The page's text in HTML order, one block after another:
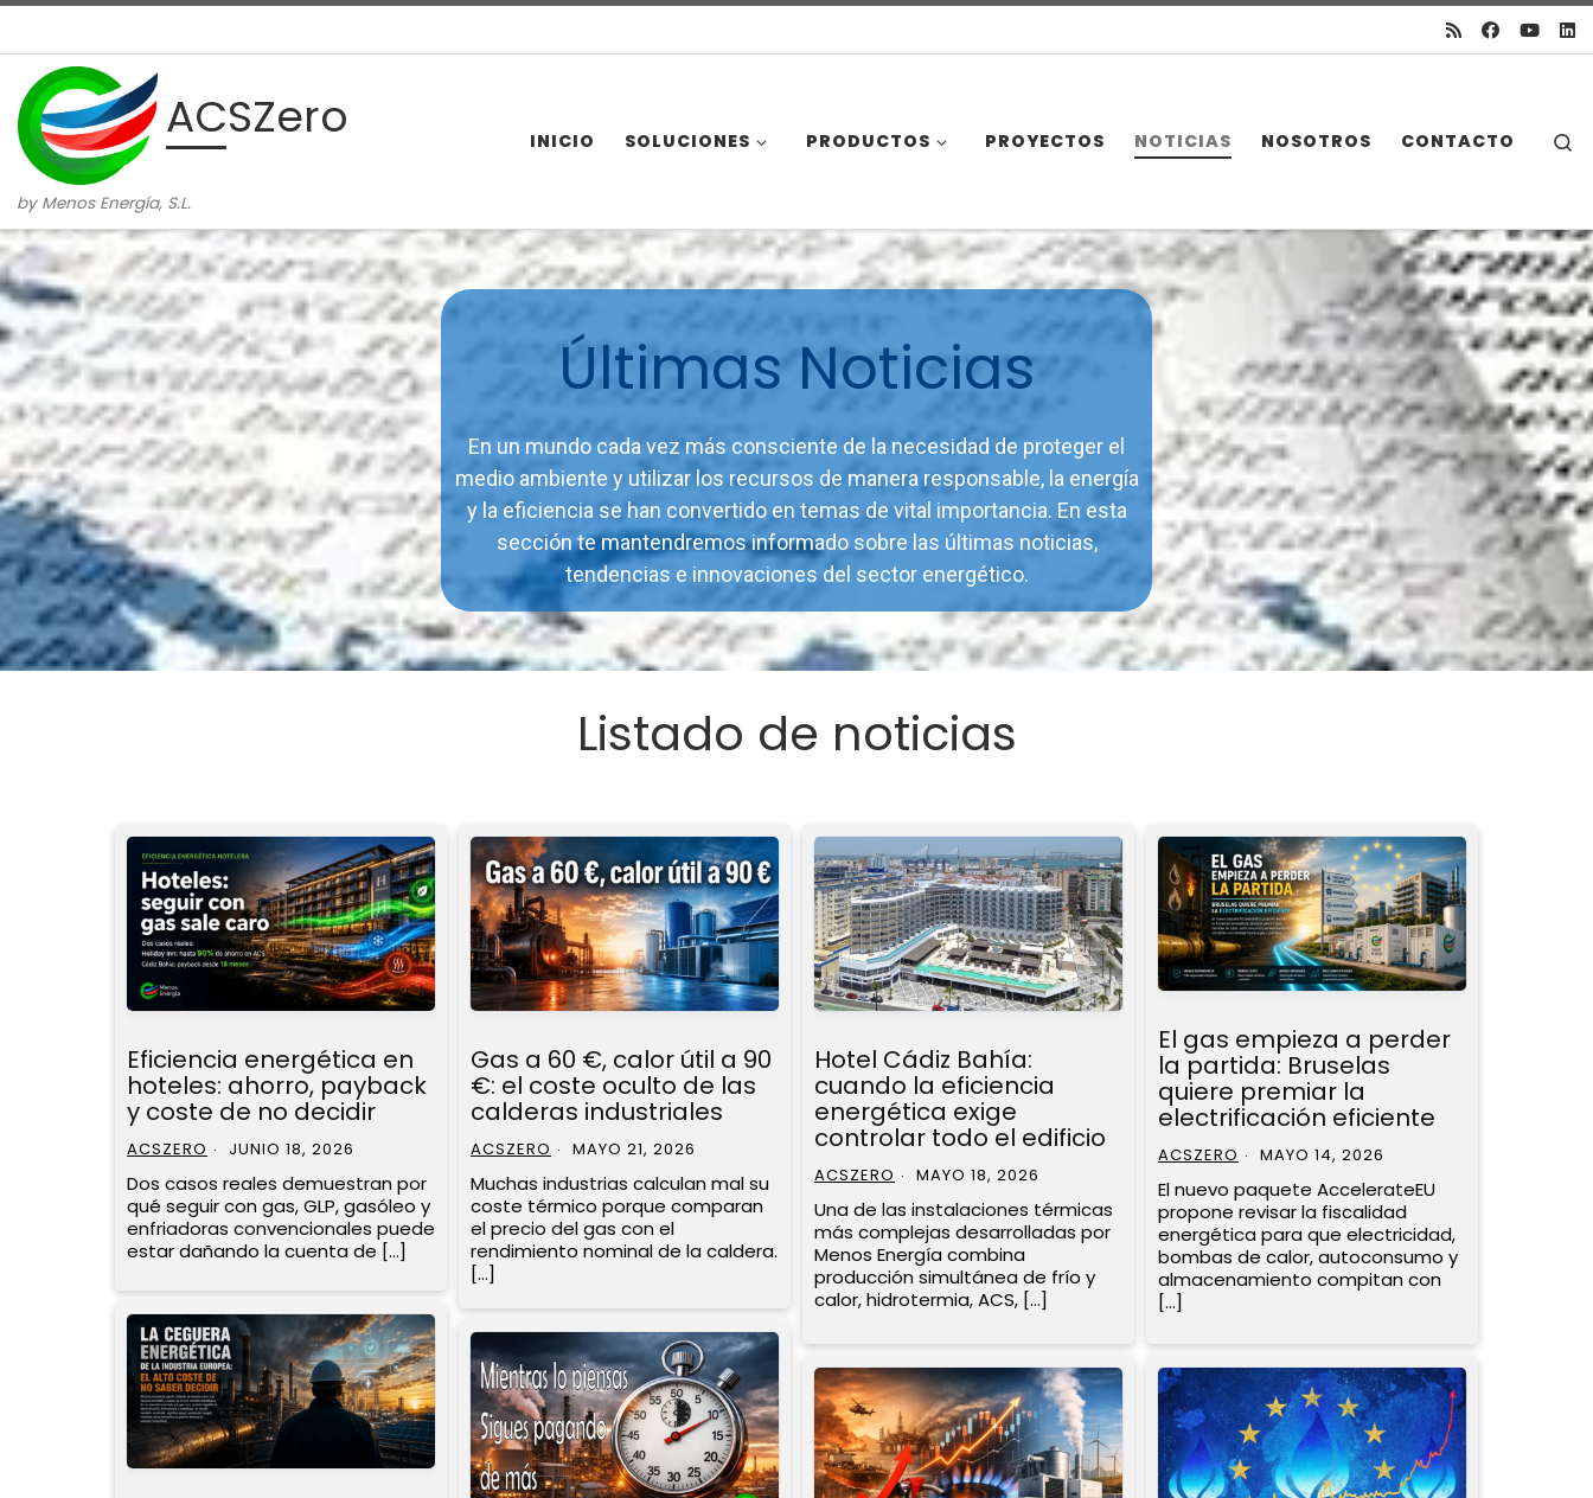
ACSZero
by Menos Energía, S.L.
INICIO SOLUCIONES PRODUCTOS PROYECTOS NOTICIAS NOSOTROS CONTACTO
Últimas Noticias
En un mundo cada vez más consciente de la necesidad de proteger el
medio ambiente y utilizar los recursos de manera responsable, la energía
y la eficiencia se han convertido en temas de vital importancia. En esta
sección te mantendremos informado sobre las últimas noticias,
tendencias e innovaciones del sector energético.
Listado de noticias
Eficiencia energética en
hoteles: ahorro, payback
y coste de no decidir
ACSZERO JUNIO 18, 2026
Dos casos reales demuestran por
qué seguir con gas, GLP, gasóleo y
enfriadoras convencionales puede
estar dañando la cuenta de […]
Gas a 60 €, calor útil a 90
€: el coste oculto de las
calderas industriales
ACSZERO MAYO 21, 2026
Muchas industrias calculan mal su
coste térmico porque comparan
el precio del gas con el
rendimiento nominal de la caldera.
[…]
Hotel Cádiz Bahía:
cuando la eficiencia
energética exige
controlar todo el edificio
ACSZERO MAYO 18, 2026
Una de las instalaciones térmicas
más complejas desarrolladas por
Menos Energía combina
producción simultánea de frío y
calor, hidrotermia, ACS, […]
El gas empieza a perder
la partida: Bruselas
quiere premiar la
electrificación eficiente
ACSZERO MAYO 14, 2026
El nuevo paquete AccelerateEU
propone revisar la fiscalidad
energética para que electricidad,
bombas de calor, autoconsumo y
almacenamiento compitan con
[…]